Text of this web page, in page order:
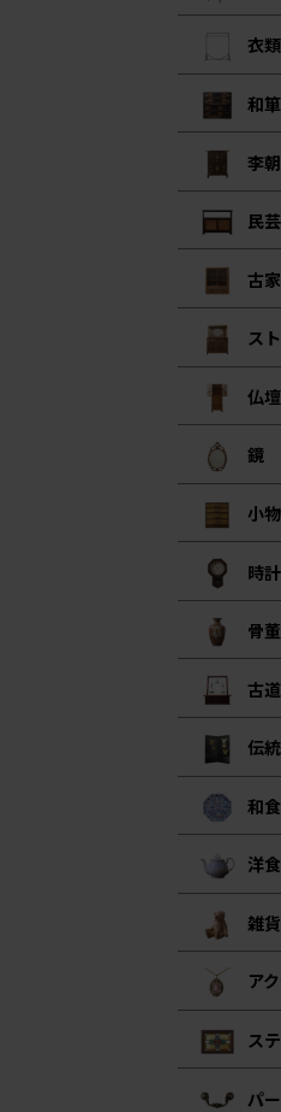
衣
和
李
民
古
ス
仏壇
鏡
小
時計
骨
古
伝
和
洋
雑貨
ア
ス
パ